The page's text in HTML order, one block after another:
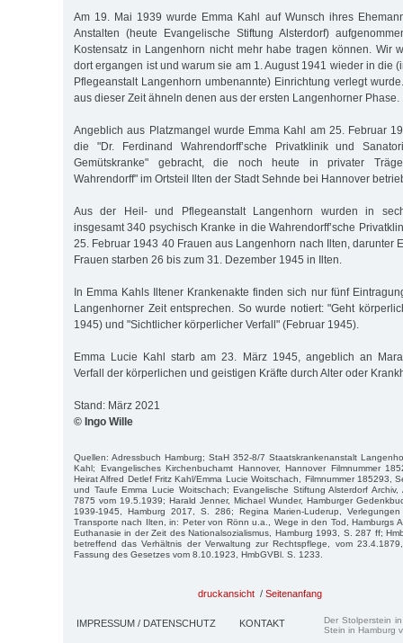
Am 19. Mai 1939 wurde Emma Kahl auf Wunsch ihres
Anstalten (heute Evangelische Stiftung Alsterdorf)
Kostensatz in Langenhorn nicht mehr habe tragen können. Wir
dort ergangen ist und warum sie am 1. August 1941 wieder in die
Pflegeanstalt Langenhorn umbenannte) Einrichtung verlegt
aus dieser Zeit ähneln denen aus der ersten Langenhorner Phase.
Angeblich aus Platzmangel wurde Emma Kahl am 25. Februar
die "Dr. Ferdinand Wahrendorff’sche Privatklinik und
Gemütskranke" gebracht, die noch heute in privater
Wahrendorff" im Ortsteil Ilten der Stadt Sehnde bei Hannover
Aus der Heil- und Pflegeanstalt Langenhorn wurden in
insgesamt 340 psychisch Kranke in die Wahrendorff’sche
25. Februar 1943 40 Frauen aus Langenhorn nach Ilten, darunter
Frauen starben 26 bis zum 31. Dezember 1945 in Ilten.
In Emma Kahls Iltener Krankenakte finden sich nur fünf
Langenhorner Zeit entsprechen. So wurde notiert: "Geht
1945) und "Sichtlicher körperlicher Verfall" (Februar 1945).
Emma Lucie Kahl starb am 23. März 1945, angeblich an
Verfall der körperlichen und geistigen Kräfte durch Alter oder
Stand: März 2021
© Ingo Wille
Quellen: Adressbuch Hamburg; StaH 352-8/7 Staatskrankenanstalt
Kahl; Evangelisches Kirchenbuchamt Hannover, Hannover Filmnummer
Heirat Alfred Detlef Fritz Kahl/Emma Lucie Woitschach, Filmnummer 185293,
und Taufe Emma Lucie Woitschach; Evangelische Stiftung Alsterdorf Archiv,
7875 vom 19.5.1939; Harald Jenner, Michael Wunder, Hamburger
1939-1945, Hamburg 2017, S. 286; Regina Marien-Luderup,
Transporte nach Ilten, in: Peter von Rönn u.a., Wege in den Tod, Hamburgs
Euthanasie in der Zeit des Nationalsozialismus, Hamburg 1993, S. 287 ff;
betreffend das Verhältnis der Verwaltung zur Rechtspflege, vom
Fassung des Gesetzes vom 8.10.1923, HmbGVBl. S. 1233.
druckansicht / Seitenanfang
IMPRESSUM / DATENSCHUTZ KONTAKT
Der Stolperstein
Stein in Hamburg